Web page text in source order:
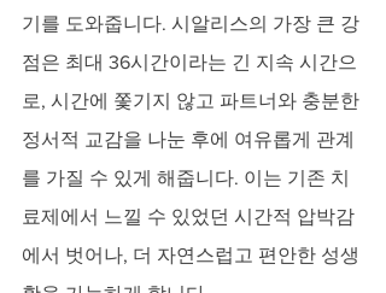
기를 도와줍니다. 시알리스의 가장 큰 강
점은 최대 36시간이라는 긴 지속 시간으
로, 시간에 쫓기지 않고 파트너와 충분한
정서적 교감을 나눈 후에 여유롭게 관계
를 가질 수 있게 해줍니다. 이는 기존 치
료제에서 느낄 수 있었던 시간적 압박감
에서 벗어나, 더 자연스럽고 편안한 성생